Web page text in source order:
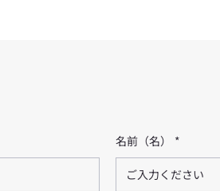
名前（名） *